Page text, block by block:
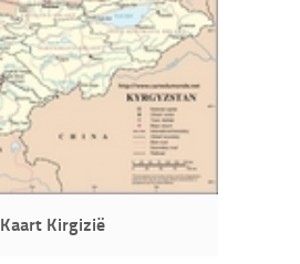
Kaart Kirgizië